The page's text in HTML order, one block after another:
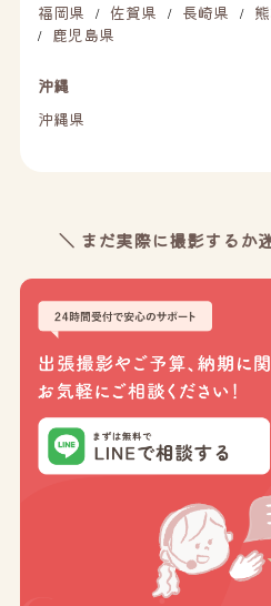
福岡県
/ 佐賀県 / 長崎県 /
/ 鹿児島県
沖縄
沖縄県
＼ まだ実際に撮影するか